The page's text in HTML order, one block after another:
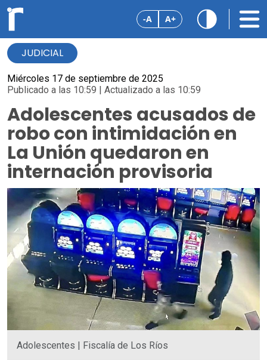
-A A+
JUDICIAL
Miércoles 17 de septiembre de 2025
Publicado a las 10:59 | Actualizado a las 10:59
Adolescentes acusados de
robo con intimidación en
La Unión quedaron en
internación provisoria
Adolescentes | Fiscalía de Los Ríos